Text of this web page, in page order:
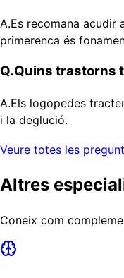
A.Es recomana acudir
primerenca és
Q.Quins trastorns
A.Els logopedes
i la deglució.
Veure totes les
Altres
Coneix com